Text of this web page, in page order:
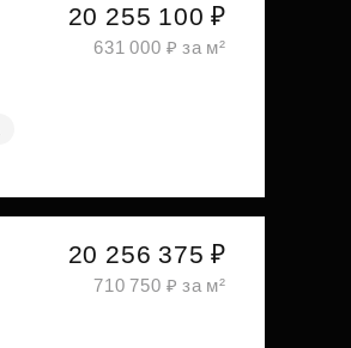
20 255 100 ₽
631 000 ₽ за м²
20 256 375 ₽
710 750 ₽ за м²